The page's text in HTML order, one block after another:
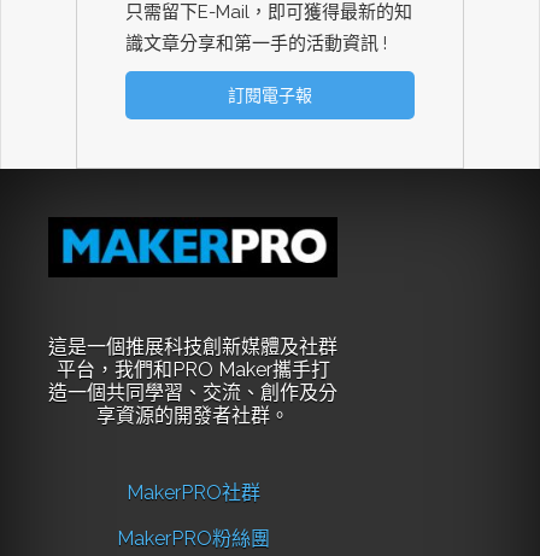
只需留下E-Mail，即可獲得最新的知
識文章分享和第一手的活動資訊 !
這是一個推展科技創新媒體及社群
平台，我們和PRO Maker攜手打
造一個共同學習、交流、創作及分
享資源的開發者社群。
MakerPRO社群
MakerPRO粉絲團